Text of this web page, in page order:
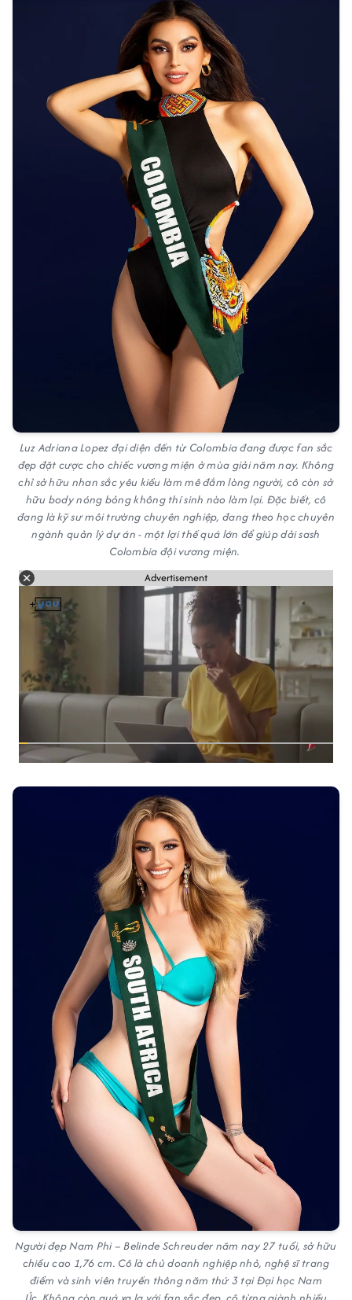
Luz Adriana Lopez đại diện đến từ Colombia đang được fan sắc
đẹp đặt cược cho chiếc vương miện ở mùa giải năm nay. Không
chỉ sở hữu nhan sắc yêu kiều làm mê đắm lòng người, cô còn sở
hữu body nóng bỏng không thí sinh nào làm lại. Đặc biết, cô
đang là kỹ sư môi trường chuyên nghiệp, đang theo học chuyên
ngành quản lý dự án - một lợi thế quá lớn để giúp dải sash
Colombia đội vương miện.
Advertisement
Người đẹp Nam Phi – Belinde Schreuder năm nay 27 tuổi, sở hữu
chiều cao 1,76 cm. Cô là chủ doanh nghiệp nhỏ, nghệ sĩ trang
điểm và sinh viên truyền thông năm thứ 3 tại Đại học Nam